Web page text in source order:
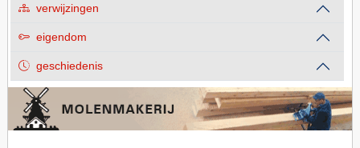
verwijzingen
eigendom
geschiedenis